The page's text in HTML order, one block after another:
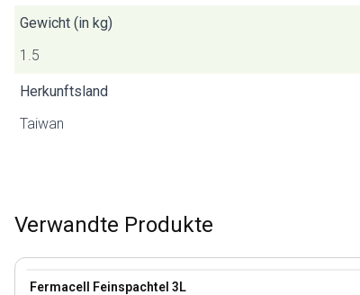
Gewicht (in kg)
1.5
Herkunftsland
Taiwan
Verwandte Produkte
Fermacell Feinspachtel 3L
View product